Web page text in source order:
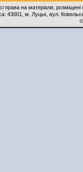
права на матеріали,
43001, м. Луцьк, вул.